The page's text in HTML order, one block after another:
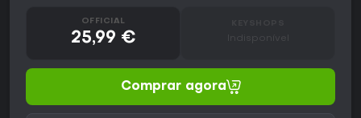
OFFICIAL
25,99 € Indisponível
Comprar agora